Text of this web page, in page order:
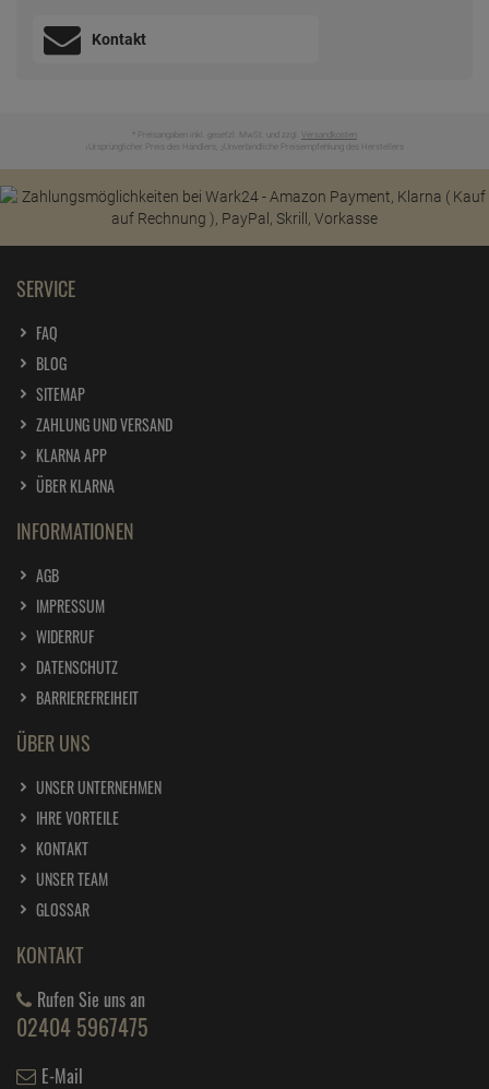
Kontakt
* Preisangaben inkl. gesetzl. MwSt. und zzgl. Versandkosten
Ursprünglicher Preis des Händlers, Unverbindliche Preisempfehlung des Herstellers
SERVICE
FAQ
BLOG
SITEMAP
ZAHLUNG UND VERSAND
KLARNA APP
ÜBER KLARNA
INFORMATIONEN
AGB
IMPRESSUM
WIDERRUF
DATENSCHUTZ
BARRIEREFREIHEIT
ÜBER UNS
UNSER UNTERNEHMEN
IHRE VORTEILE
KONTAKT
UNSER TEAM
GLOSSAR
KONTAKT
Rufen Sie uns an
02404 5967475
E-Mail